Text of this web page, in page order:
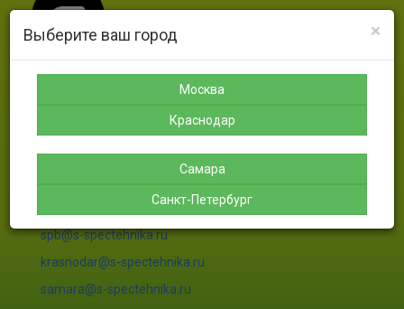
Петербург
Краснодар
8-988-
sales@s-spectehnika.ru
spb@s-spectehnika.ru
krasnodar@s-spectehnika.ru
samara@s-spectehnika.ru
×
Выберите ваш город
Москва
Краснодар
Самара
Санкт-Петербург